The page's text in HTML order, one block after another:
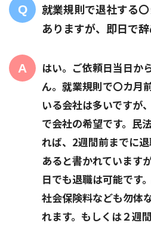
就業規則で退社する
ありますが、即日で
はい。ご依頼日当日か
ん。就業規則で〇カ月
いる会社は多いですが
で会社の希望です。民
れば、2週間前までに
あると書かれています
日でも退職は可能です
社会保険料なども勿体
れます。もしくは２週